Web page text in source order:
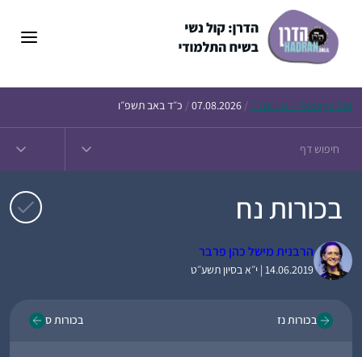
Today’s Daf – זבחים נ״ו /
07.08.2026
/ כ״ד באב תשפ״ו
בכורות נח
הרבנית מישל כהן פרבר
14.06.2019 | י״א בסיון תשע״ט
בכורות נז בכורות ס